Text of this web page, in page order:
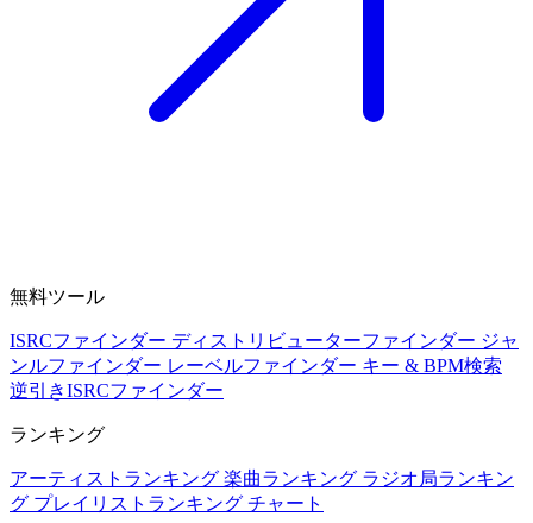
無料ツール
ISRCファインダー ディストリビューターファインダー ジャ
ンルファインダー レーベルファインダー キー & BPM検索
逆引きISRCファインダー
ランキング
アーティストランキング 楽曲ランキング ラジオ局ランキン
グ プレイリストランキング チャート